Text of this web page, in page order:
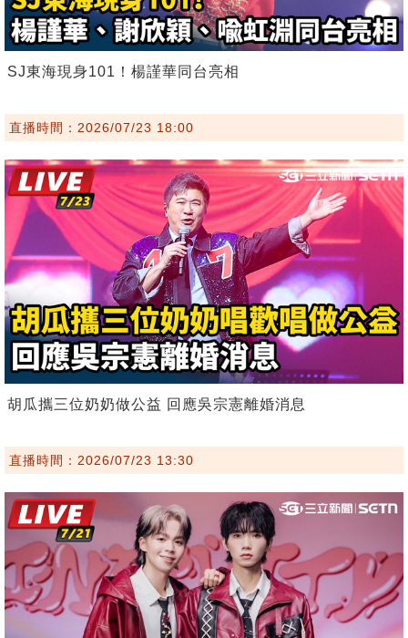
SJ東海現身101！楊謹華同台亮相
直播時間：2026/07/23 18:00
胡瓜攜三位奶奶做公益 回應吳宗憲離婚消息
直播時間：2026/07/23 13:30